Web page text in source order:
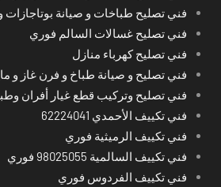
فني تصليح طباخات و صيانة بوتاجازات
فني تصليح غسالات السالم فوري
فني تصليح كهرباء منازل
فني تصليح و صيانة طباخ و فرن غاز و
فني تصليح وتركيب قطع غيار أفران
فني تكييف الأحمدي 62224041
فني تكييف الرميثية فوري
فني تكييف السالمية 98025055 فوري
فني تكييف الفردوس فوري